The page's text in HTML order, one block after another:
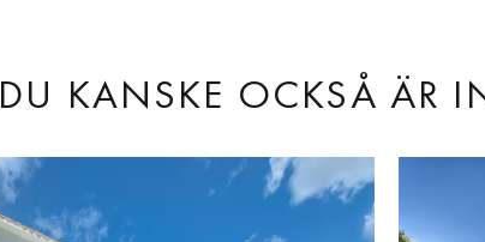
DU KANSKE OCKSÅ ÄR